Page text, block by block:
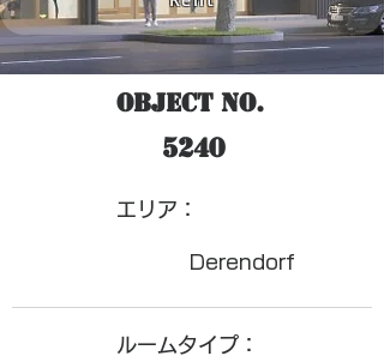
Object No.
5240
​エリア：
Derendorf
ルームタイプ：